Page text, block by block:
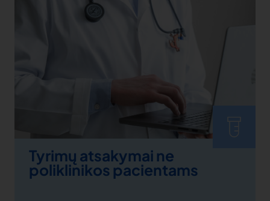
Tyrimų atsakymai ne
poliklinikos pacientams